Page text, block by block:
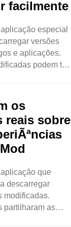
Pode encontrar
muito mais. -
facilmente
especial
versões
e aplicações.
podem ter
como utilizar o
de
O que é o Happy
é uma loja de
das lojas
os
reais sobre
que
descarregar
modificadas.
partilharam as